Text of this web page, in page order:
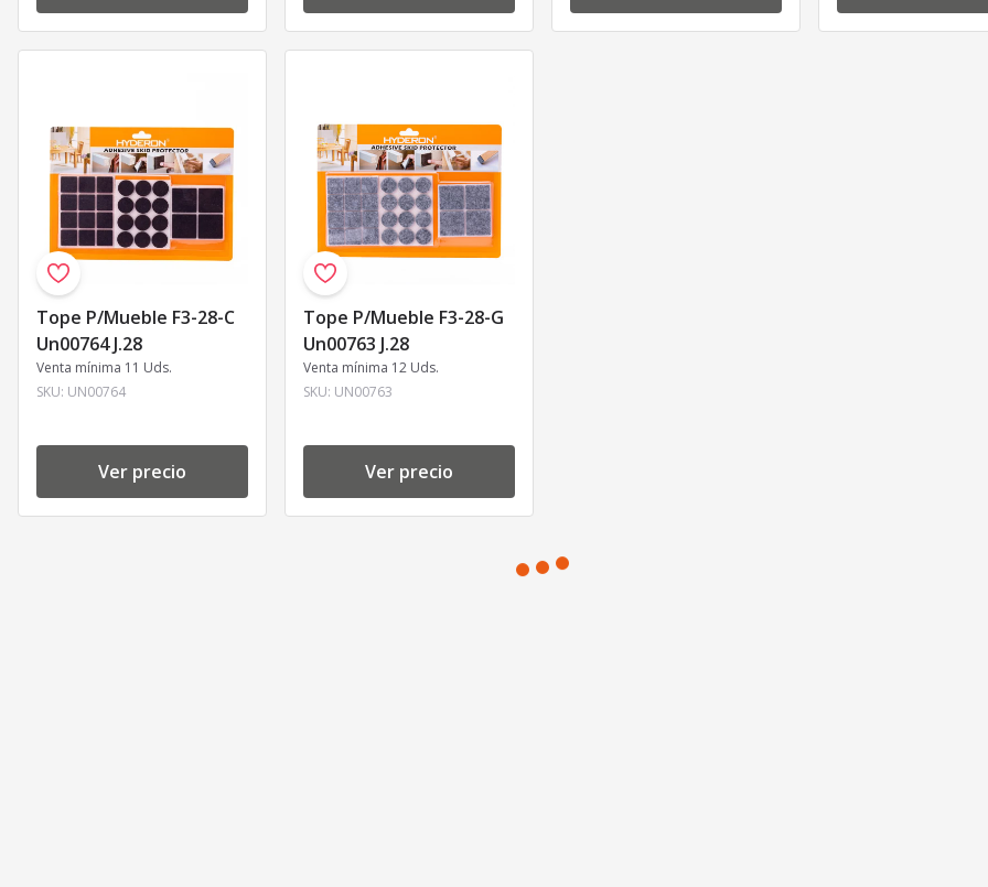
Tope P/Mueble F3-28-C
Un00764 J.28
Venta mínima 11 Uds.
SKU: UN00764
Ver precio
Tope P/Mueble F3-28-G
Un00763 J.28
Venta mínima 12 Uds.
SKU: UN00763
Ver precio